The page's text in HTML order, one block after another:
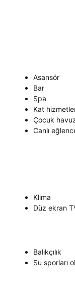
Asansör
Bar
Spa
Kat
Çocuk
Canlı
Klima
Düz ekran
Balıkçılık
Su sporları